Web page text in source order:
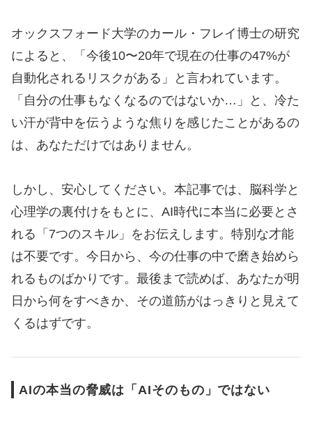
オックスフォード大学のカール・フレイ博士の研究
によると、「今後10〜20年で現在の仕事の47%が
自動化されるリスクがある」と言われています。
「自分の仕事もなくなるのではないか…」と、冷た
い汗が背中を伝うような焦りを感じたことがあるの
は、あなただけではありません。
しかし、安心してください。本記事では、脳科学と
心理学の裏付けをもとに、AI時代に本当に必要とさ
れる「7つのスキル」をお伝えします。特別な才能
は不要です。今日から、今の仕事の中で磨き始めら
れるものばかりです。最後まで読めば、あなたが明
日から何をすべきか、その道筋がはっきりと見えて
くるはずです。
AIの本当の脅威は「AIそのもの」ではない